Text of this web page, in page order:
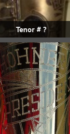
Tenor # ?